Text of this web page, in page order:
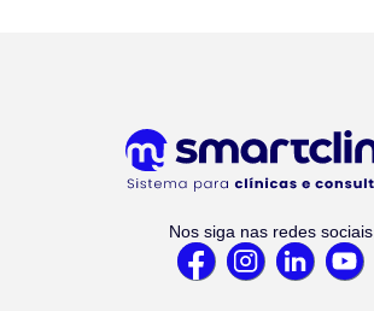
Nos siga nas redes sociais